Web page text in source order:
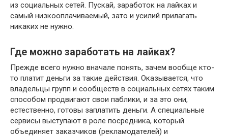
из социальных сетей. Пускай, заработок на лайках и
самый низкооплачиваемый, зато и усилий прилагать
никаких не нужно.
Где можно заработать на лайках?
Прежде всего нужно вначале понять, зачем вообще кто-
то платит деньги за такие действия. Оказывается, что
владельцы групп и сообществ в социальных сетях таким
способом продвигают свои паблики, и за это они,
естественно, готовы заплатить деньги. А специальные
сервисы выступают в роле посредника, который
объединяет заказчиков (рекламодателей) и